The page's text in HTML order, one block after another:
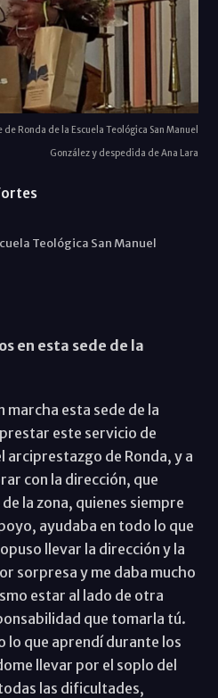
Ronda de la Escuela Teológica San Manuel
González y despedida de Ana Lara
Teológica San Manuel
en esta sede de la
marcha esta sede de la
este servicio de
arciprestazgo de Ronda, y a
con la dirección, que
la zona, quienes siempre
ayudaba en todo lo que
llevar la dirección y la
sorpresa y me daba mucho
estar al lado de otra
que tomarla tú.
lo que aprendí durante los
llevar por el soplo del
las dificultades,